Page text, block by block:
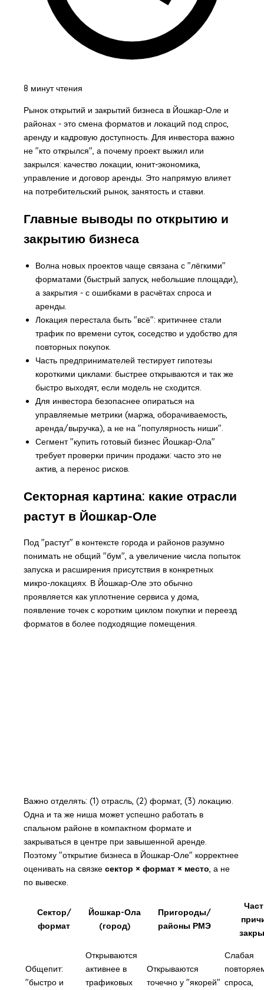
8 минут чтения
Рынок открытий и закрытий бизнеса в Йошкар-Оле и
районах - это смена форматов и локаций под спрос,
аренду и кадровую доступность. Для инвестора важно
не "кто открылся", а почему проект выжил или
закрылся: качество локации, юнит-экономика,
управление и договор аренды. Это напрямую влияет
на потребительский рынок, занятость и ставки.
Главные выводы по открытию и
закрытию бизнеса
Волна новых проектов чаще связана с "лёгкими"
форматами (быстрый запуск, небольшие площади),
а закрытия - с ошибками в расчётах спроса и
аренды.
Локация перестала быть "всё": критичнее стали
трафик по времени суток, соседство и удобство для
повторных покупок.
Часть предпринимателей тестирует гипотезы
короткими циклами: быстрее открываются и так же
быстро выходят, если модель не сходится.
Для инвестора безопаснее опираться на
управляемые метрики (маржа, оборачиваемость,
аренда/выручка), а не на "популярность ниши".
Сегмент "купить готовый бизнес Йошкар-Ола"
требует проверки причин продажи: часто это не
актив, а перенос рисков.
Секторная картина: какие отрасли
растут в Йошкар-Оле
Под "растут" в контексте города и районов разумно
понимать не общий "бум", а увеличение числа попыток
запуска и расширения присутствия в конкретных
микро-локациях. В Йошкар-Оле это обычно
проявляется как уплотнение сервиса у дома,
появление точек с коротким циклом покупки и переезд
форматов в более подходящие помещения.
Важно отделять: (1) отрасль, (2) формат, (3) локацию.
Одна и та же ниша может успешно работать в
спальном районе в компактном формате и
закрываться в центре при завышенной аренде.
Поэтому "открытие бизнеса в Йошкар-Оле" корректнее
оценивать на связке сектор × формат × место, а не
по вывеске.
Сектор/
формат
Йошкар-Ола
(город)
Пригороды/
районы РМЭ
Общепит:
"быстро и
Открываются
активнее в
трафиковых
Открываются
точечно у "якорей"
Слабая
спроса,